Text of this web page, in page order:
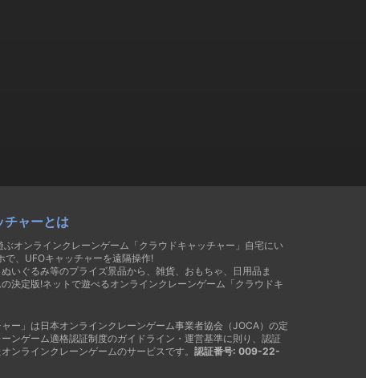
チャーとは
ぶオンラインクレーンゲーム「クラウドキャッチャー」自宅にい
で、UFOキャッチャーを遠隔操作!
いぐるみ等のプライズ景品から、雑貨、おもちゃ、日用品ま
決定版!ネットで遊べるオンラインクレーンゲーム「クラウドキ
ャー」は日本オンラインクレーンゲーム事業者協会（JOCA）の定
ンゲーム適格認証制度のガイドライン・運営基準に則り、認証
ンラインクレーンゲームのサービスです。 認証番号: 009-22-